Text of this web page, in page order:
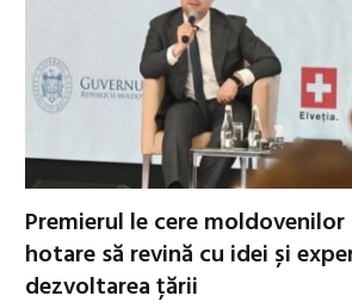
Premierul le cere
hotare să revină cu idei și
dezvoltarea țării